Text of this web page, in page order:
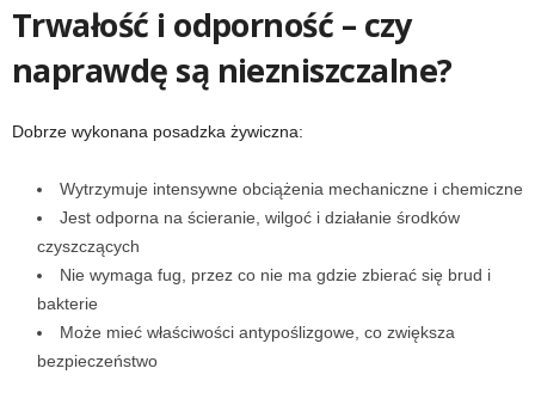
Trwałość i odporność – czy
naprawdę są niezniszczalne?
Dobrze wykonana posadzka żywiczna:
Wytrzymuje intensywne obciążenia mechaniczne i chemiczne
Jest odporna na ścieranie, wilgoć i działanie środków
czyszczących
Nie wymaga fug, przez co nie ma gdzie zbierać się brud i
bakterie
Może mieć właściwości antypoślizgowe, co zwiększa
bezpieczeństwo